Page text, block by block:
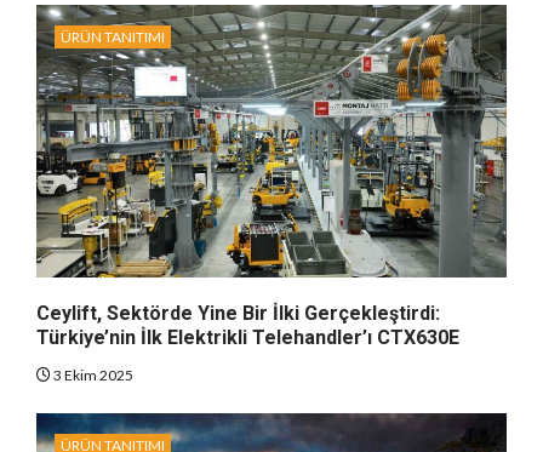
ÜRÜN TANITIMI
Ceylift, Sektörde Yine Bir İlki Gerçekleştirdi:
Türkiye’nin İlk Elektrikli Telehandler’ı CTX630E
3 Ekim 2025
ÜRÜN TANITIMI